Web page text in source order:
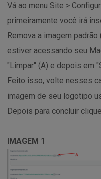
Vá ao menu Site >
primeiramente você irá
Remova a imagem
estiver acessando seu
"Limpar" (A) e depois em
Feito isso, volte nesses
imagem de seu logotipo
Depois para concluir
IMAGEM 1